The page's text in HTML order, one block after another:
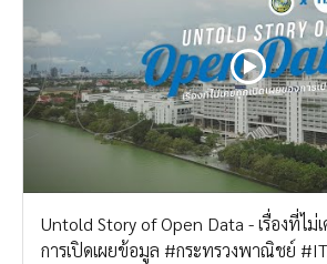
Untold Story of Open Data - เรื่องที่ไม่
การเปิดเผยข้อมูล #กระทรวงพาณิชย์